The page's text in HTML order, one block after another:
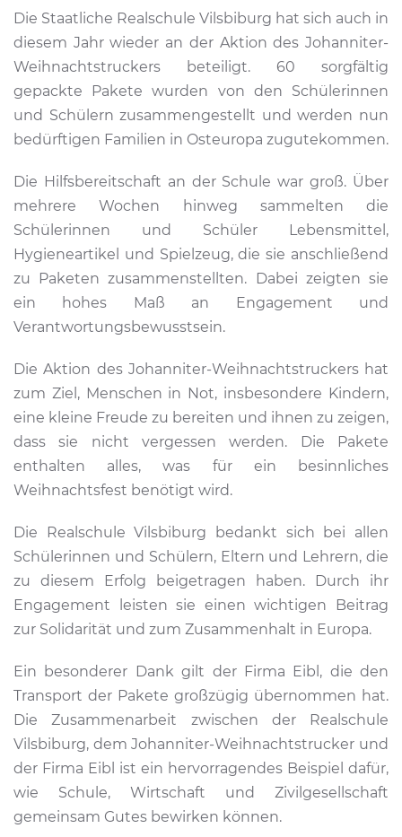
Die Staatliche Realschule Vilsbiburg hat sich auch in
diesem Jahr wieder an der Aktion des Johanniter-
Weihnachtstruckers beteiligt. 60 sorgfältig
gepackte Pakete wurden von den Schülerinnen
und Schülern zusammengestellt und werden nun
bedürftigen Familien in Osteuropa zugutekommen.
Die Hilfsbereitschaft an der Schule war groß. Über
mehrere Wochen hinweg sammelten die
Schülerinnen und Schüler Lebensmittel,
Hygieneartikel und Spielzeug, die sie anschließend
zu Paketen zusammenstellten. Dabei zeigten sie
ein hohes Maß an Engagement und
Verantwortungsbewusstsein.
Die Aktion des Johanniter-Weihnachtstruckers hat
zum Ziel, Menschen in Not, insbesondere Kindern,
eine kleine Freude zu bereiten und ihnen zu zeigen,
dass sie nicht vergessen werden. Die Pakete
enthalten alles, was für ein besinnliches
Weihnachtsfest benötigt wird.
Die Realschule Vilsbiburg bedankt sich bei allen
Schülerinnen und Schülern, Eltern und Lehrern, die
zu diesem Erfolg beigetragen haben. Durch ihr
Engagement leisten sie einen wichtigen Beitrag
zur Solidarität und zum Zusammenhalt in Europa.
Ein besonderer Dank gilt der Firma Eibl, die den
Transport der Pakete großzügig übernommen hat.
Die Zusammenarbeit zwischen der Realschule
Vilsbiburg, dem Johanniter-Weihnachtstrucker und
der Firma Eibl ist ein hervorragendes Beispiel dafür,
wie Schule, Wirtschaft und Zivilgesellschaft
gemeinsam Gutes bewirken können.